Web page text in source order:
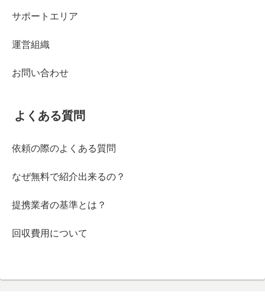
サポートエリア
運営組織
お問い合わせ
よくある質問
依頼の際のよくある質問
なぜ無料で紹介出来るの？
提携業者の基準とは？
回収費用について